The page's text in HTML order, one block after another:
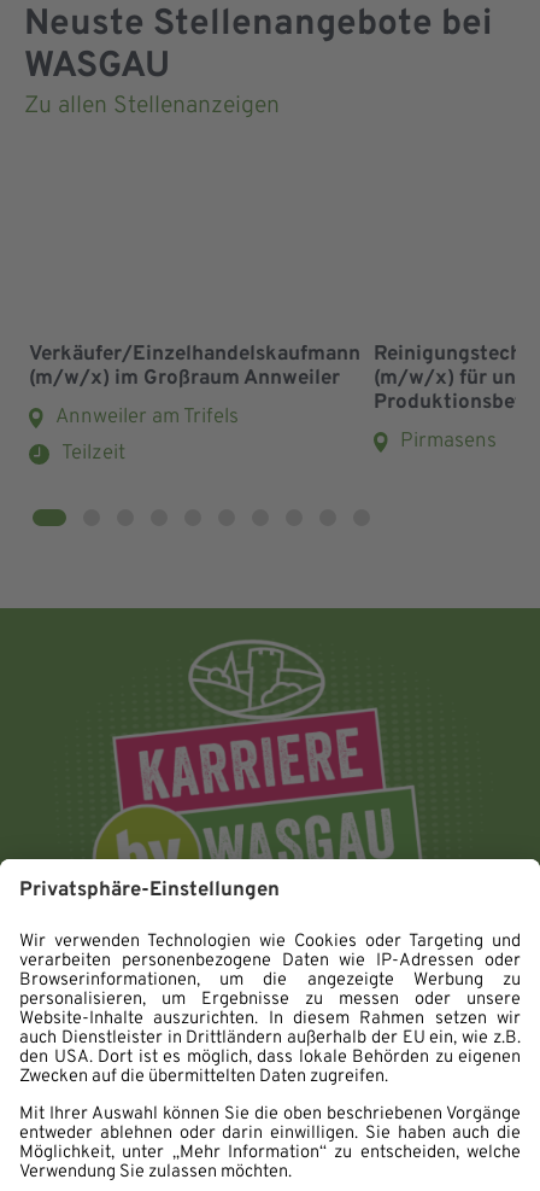
Neuste Stellenangebote bei
WASGAU
Zu allen Stellenanzeigen
Verkäufer/Einzelhandelskaufmann
(m/w/x) im Großraum Annweiler
Annweiler am Trifels
Teilzeit
(m/w/x) für
Pirmasens
Impressum
Datenschutz